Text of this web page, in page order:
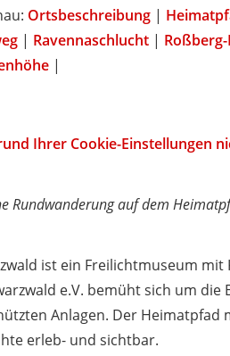
Ortsbeschreibung |
| Ravennaschlucht |
|
Ihrer Cookie-Einstellungen
Rundwanderung auf dem
ist ein Freilichtmuseum
e.V. bemüht sich um die
Anlagen. Der Heimatpfad
erleb- und sichtbar.